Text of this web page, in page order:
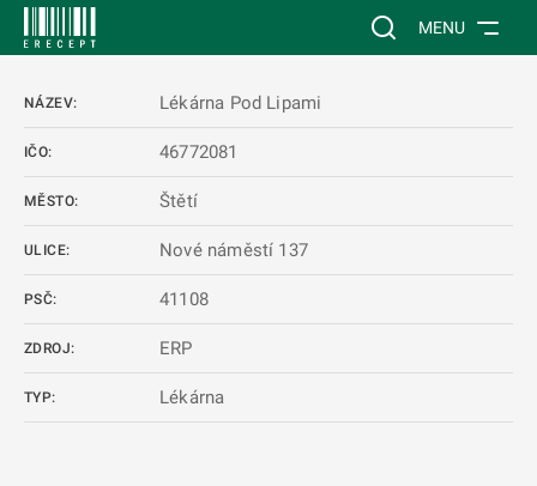
Vyhledávání na
MENU
NÁZEV: Lékárna Pod Lipami
IČO: 46772081
MĚSTO: Štětí
ULICE: Nové náměstí 137
PSČ: 41108
ZDROJ: ERP
TYP: Lékárna